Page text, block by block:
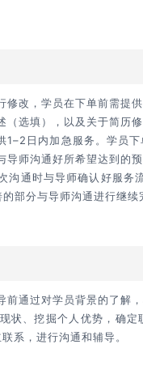
修改，学员在下单前需提
（选填），以及关于简历
1–2日内加急服务。学员
导师沟通好所希望达到的
沟通时与导师确认好服务
部分与导师沟通进行继续
前通过对学员背景的了解
状、挖掘个人优势，确
系，进行沟通和辅导。